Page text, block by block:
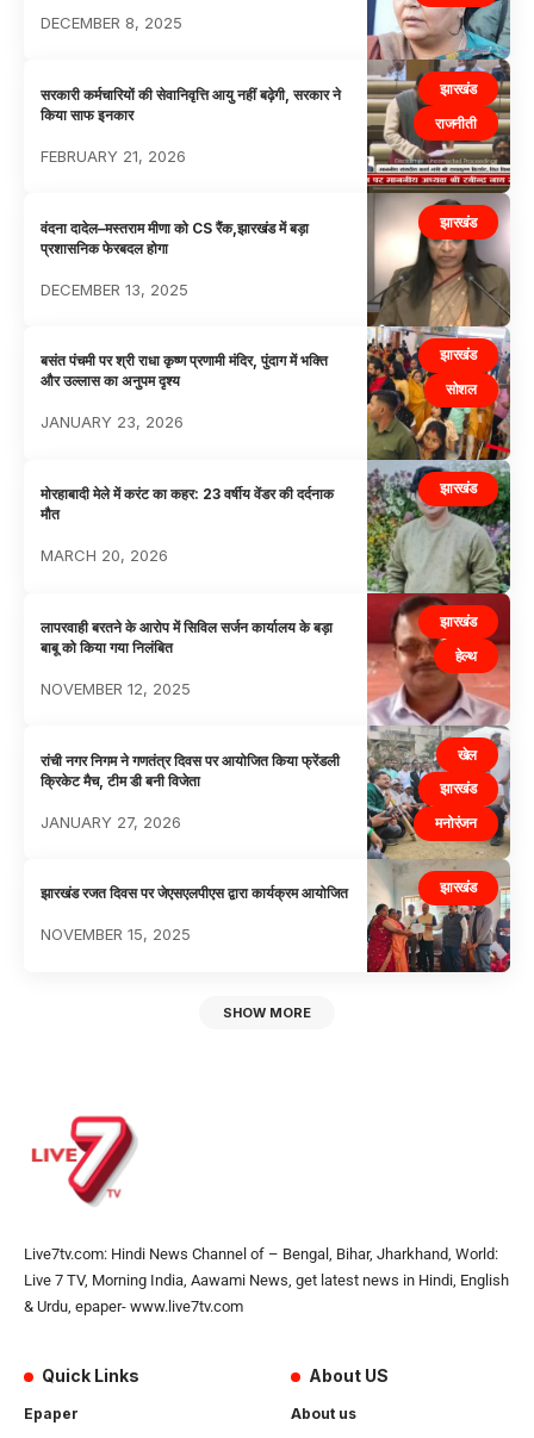
DECEMBER 8, 2025
झारखंड
राजनीती
सरकारी कर्मचारियों की सेवानिवृत्ति आयु नहीं बढ़ेगी, सरकार ने
किया साफ इनकार
FEBRUARY 21, 2026
झारखंड
वंदना दादेल–मस्तराम मीणा को CS रैंक,झारखंड में बड़ा
प्रशासनिक फेरबदल होगा
DECEMBER 13, 2025
झारखंड
सोशल
बसंत पंचमी पर श्री राधा कृष्ण प्रणामी मंदिर, पुंदाग में भक्ति
और उल्लास का अनुपम दृश्य
JANUARY 23, 2026
झारखंड
मोरहाबादी मेले में करंट का कहर: 23 वर्षीय वेंडर की दर्दनाक
मौत
MARCH 20, 2026
झारखंड
हेल्थ
लापरवाही बरतने के आरोप में सिविल सर्जन कार्यालय के बड़ा
बाबू को किया गया निलंबित
NOVEMBER 12, 2025
खेल
झारखंड
मनोरंजन
रांची नगर निगम ने गणतंत्र दिवस पर आयोजित किया फ्रेंडली
क्रिकेट मैच, टीम डी बनी विजेता
JANUARY 27, 2026
झारखंड
झारखंड रजत दिवस पर जेएसएलपीएस द्वारा कार्यक्रम आयोजित
NOVEMBER 15, 2025
SHOW MORE
Live7tv.com: Hindi News Channel of – Bengal, Bihar, Jharkhand, World:
Live 7 TV, Morning India, Aawami News, get latest news in Hindi, English
& Urdu, epaper- www.live7tv.com
Quick Links
Epaper
About US
About us